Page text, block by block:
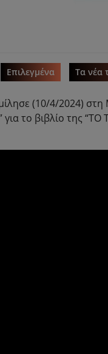
Επιλεγμένα Τα νέα
(10/4/2024)
το βιβλίο της